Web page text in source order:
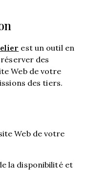
est un outil en
des
Web de votre
des tiers.
Web de votre
la disponibilité et